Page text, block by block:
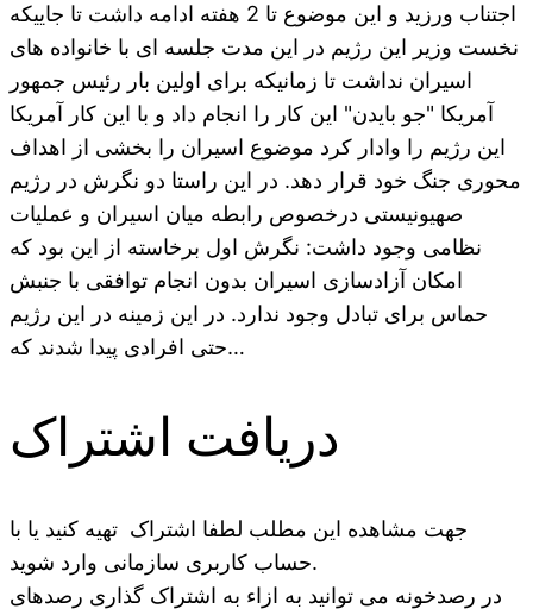
اجتناب ورزید و این موضوع تا 2 هفته ادامه داشت تا جاییکه
نخست وزیر این رژیم در این مدت جلسه ای با خانواده های
اسیران نداشت تا زمانیکه برای اولین بار رئیس جمهور
آمریکا "جو بایدن" این کار را انجام داد و با این کار آمریکا
این رژیم را وادار کرد موضوع اسیران را بخشی از اهداف
محوری جنگ خود قرار دهد. در این راستا دو نگرش در رژیم
صهیونیستی درخصوص رابطه میان اسیران و عملیات
نظامی وجود داشت: نگرش اول برخاسته از این بود که
امکان آزادسازی اسیران بدون انجام توافقی با جنبش
حماس برای تبادل وجود ندارد. در این زمینه در این رژیم
حتی افرادی پیدا شدند که…
دریافت اشتراک
جهت مشاهده این مطلب لطفا اشتراک تهیه کنید یا با
حساب کاربری سازمانی وارد شوید.
در رصدخونه می توانید به ازاء به اشتراک گذاری رصدهای